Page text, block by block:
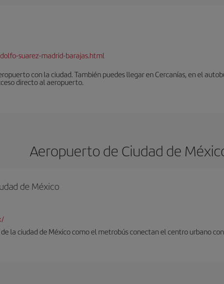
suarez-madrid-barajas.html
con la ciudad. También puedes llegar en Cercanías, en el
directo al aeropuerto.
Aeropuerto de Ciudad de
de México
la ciudad de México como el metrobús conectan el centro urbano